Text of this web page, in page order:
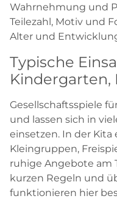
Wahrnehmung und
Teilezahl, Motiv und
Alter und
Typische
Kindergarten,
Gesellschaftsspiele
und lassen sich in
einsetzen. In der Kita
Kleingruppen,
ruhige Angebote am
kurzen Regeln und
funktionieren hier